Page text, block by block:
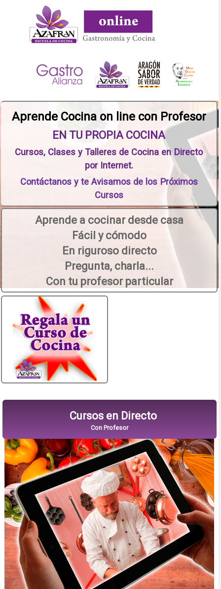
Aprende Cocina on line con Profesor
EN TU PROPIA COCINA
Cursos, Clases y Talleres de Cocina en Directo
por Internet.
Contáctanos y te Avisamos de los Próximos
Cursos
Aprende a cocinar desde casa
Fácil y cómodo
En riguroso directo
Pregunta, charla...
Con tu profesor particular
Cursos en Directo
Con Profesor